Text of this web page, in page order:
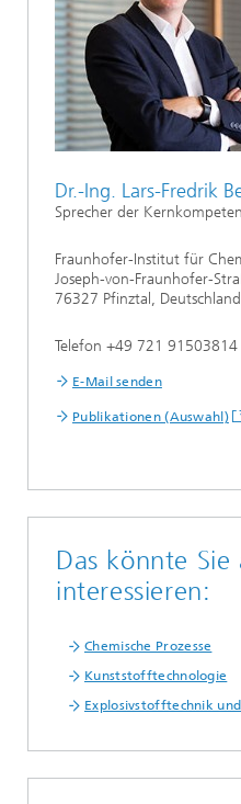
Dr.-Ing. Lars-Fredrik
Sprecher der
Fraunhofer-Institut für
Joseph-von-Fraunhofer-
76327 Pfinztal, Deutschland
Telefon +49 721 91503814
E-Mail senden
Publikationen (Auswahl)
Das könnte Sie
interessieren:
Chemische Prozesse
Kunststofftechnologie
Explosivstofftechnik